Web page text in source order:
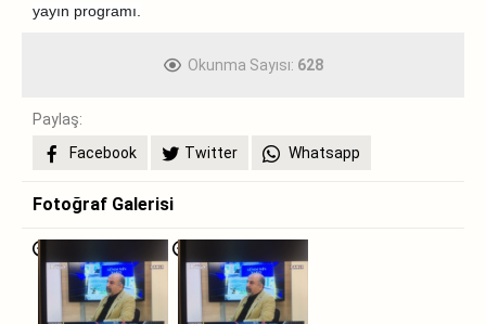
yayın programı.
Okunma Sayısı: 628
Paylaş:
Facebook
Twitter Whatsapp
Fotoğraf Galerisi